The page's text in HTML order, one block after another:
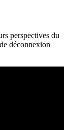
perspectives du
déconnexion